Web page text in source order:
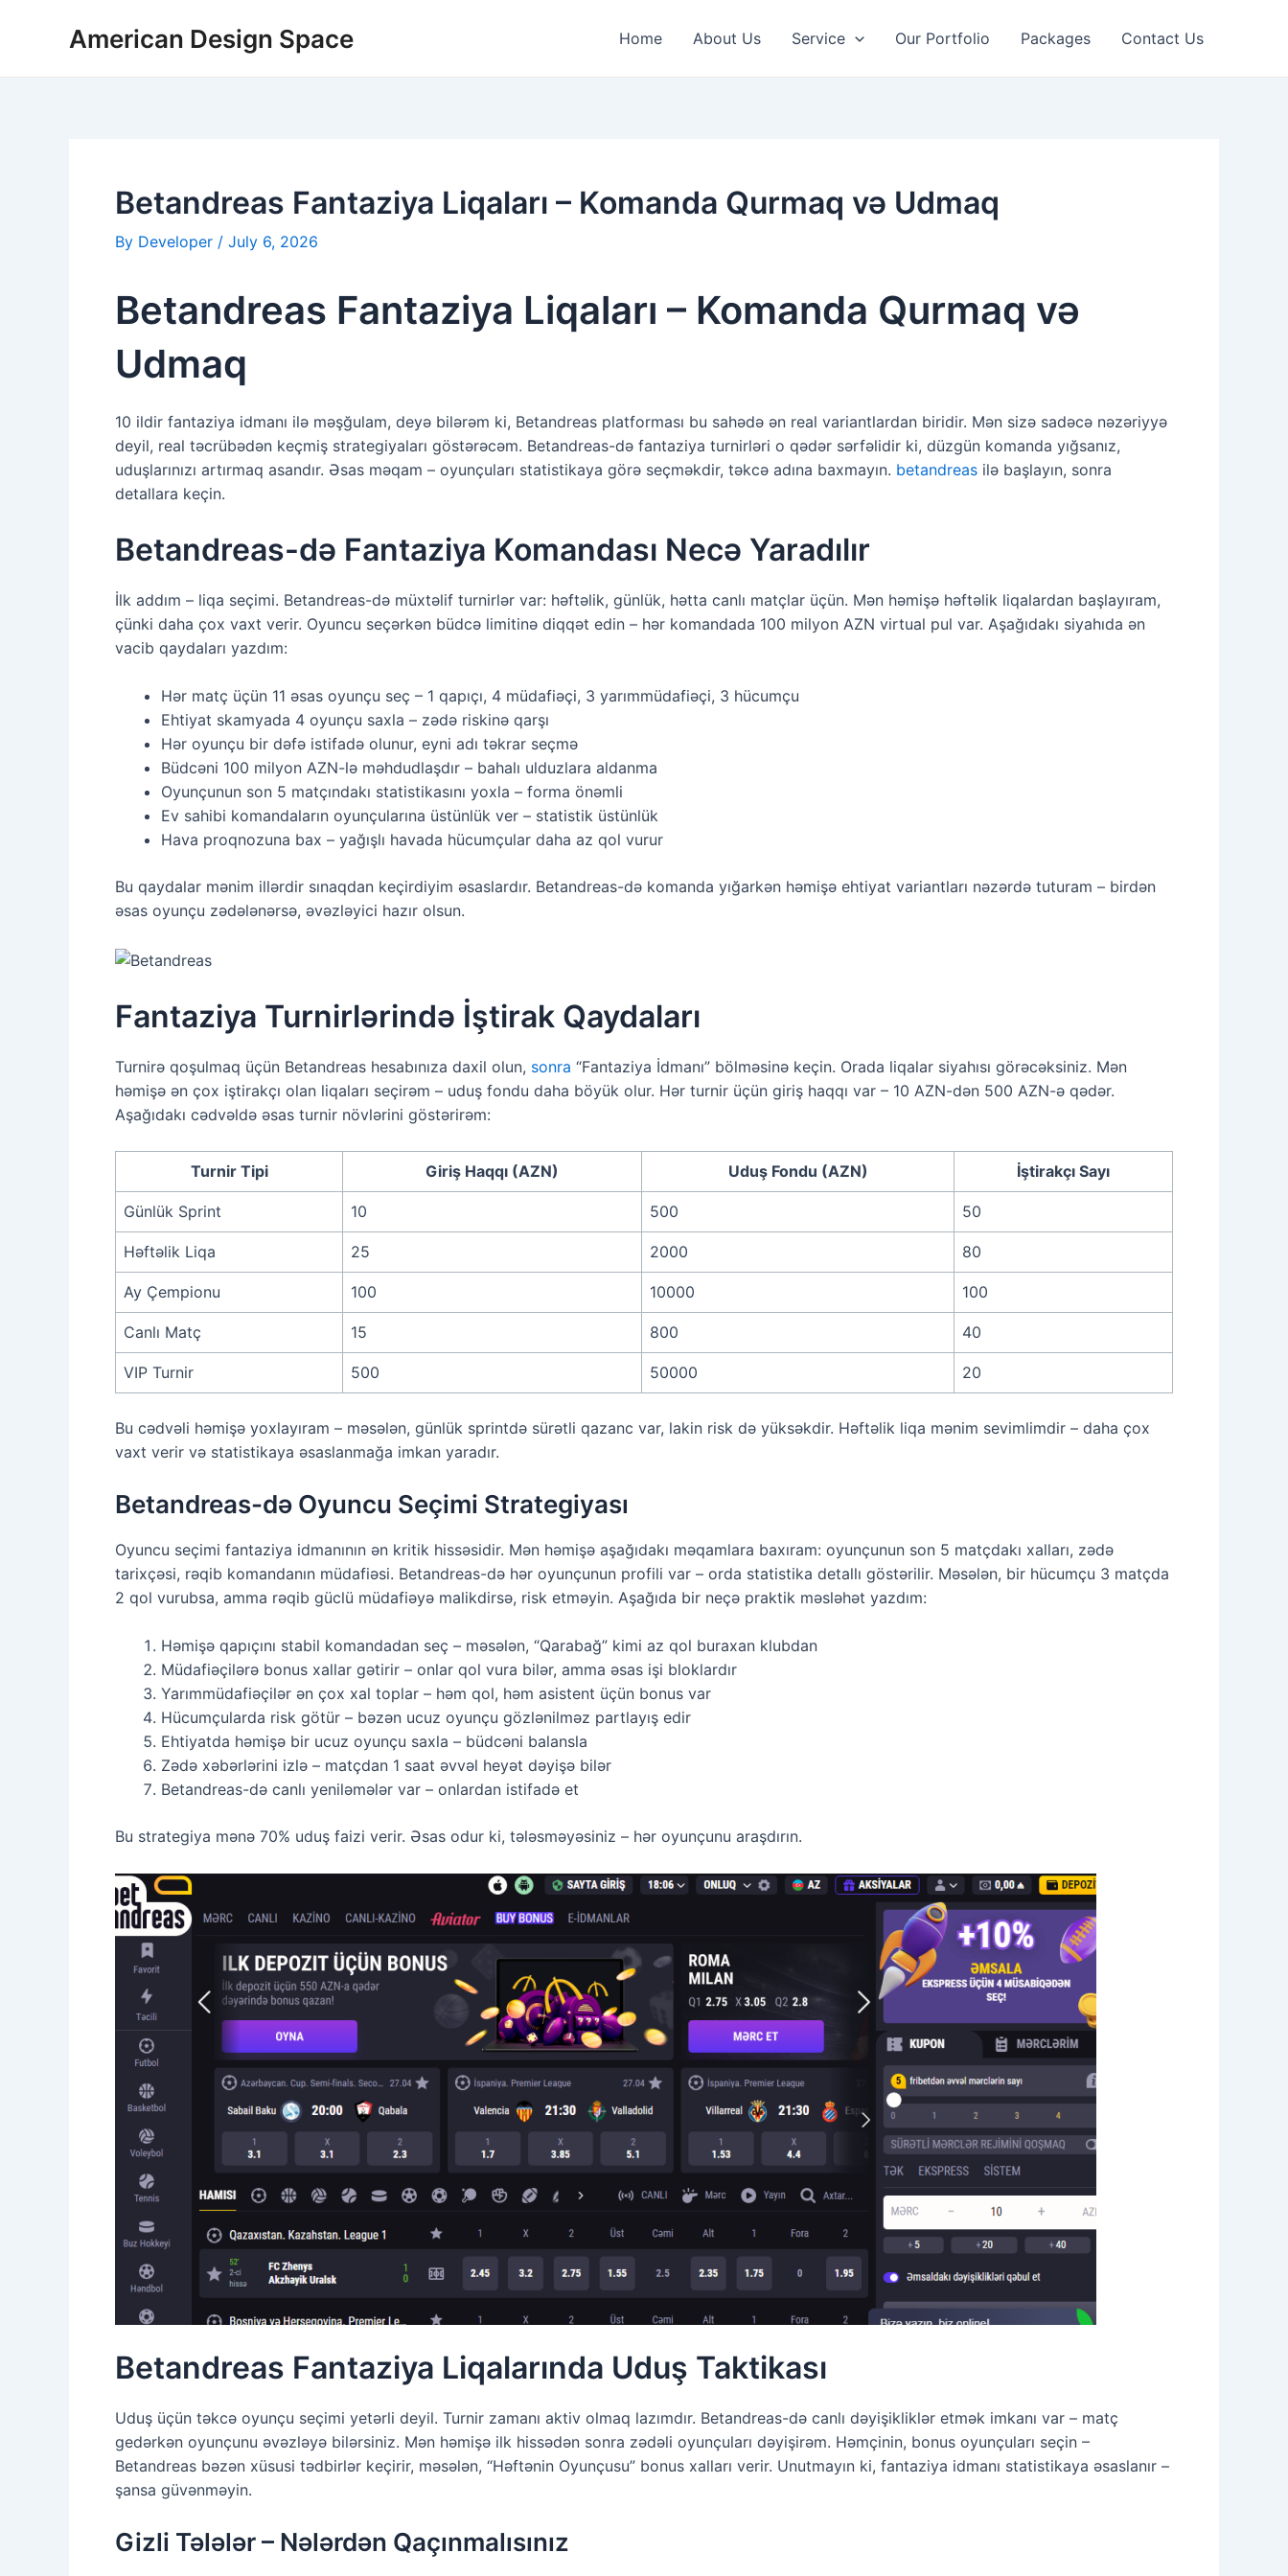
American Design Space Home About Us Service Our Portfolio Packages Contact Us
Betandreas Fantaziya Liqaları – Komanda Qurmaq və Udmaq
By Developer / July 6, 2026
Betandreas Fantaziya Liqaları – Komanda Qurmaq və
Udmaq
10 ildir fantaziya idmanı ilə məşğulam, deyə bilərəm ki, Betandreas platforması bu sahədə ən real variantlardan biridir. Mən sizə sadəcə nəzəriyyə
deyil, real təcrübədən keçmiş strategiyaları göstərəcəm. Betandreas-də fantaziya turnirləri o qədər sərfəlidir ki, düzgün komanda yığsanız,
uduşlarınızı artırmaq asandır. Əsas məqam – oyunçuları statistikaya görə seçməkdir, təkcə adına baxmayın. betandreas ilə başlayın, sonra
detallara keçin.
Betandreas-də Fantaziya Komandası Necə Yaradılır
İlk addım – liqa seçimi. Betandreas-də müxtəlif turnirlər var: həftəlik, günlük, hətta canlı matçlar üçün. Mən həmişə həftəlik liqalardan başlayıram,
çünki daha çox vaxt verir. Oyuncu seçərkən büdcə limitinə diqqət edin – hər komandada 100 milyon AZN virtual pul var. Aşağıdakı siyahıda ən
vacib qaydaları yazdım:
Hər matç üçün 11 əsas oyunçu seç – 1 qapıçı, 4 müdafiəçi, 3 yarımmüdafiəçi, 3 hücumçu
Ehtiyat skamyada 4 oyunçu saxla – zədə riskinə qarşı
Hər oyunçu bir dəfə istifadə olunur, eyni adı təkrar seçmə
Büdcəni 100 milyon AZN-lə məhdudlaşdır – bahalı ulduzlara aldanma
Oyunçunun son 5 matçındakı statistikasını yoxla – forma önəmli
Ev sahibi komandaların oyunçularına üstünlük ver – statistik üstünlük
Hava proqnozuna bax – yağışlı havada hücumçular daha az qol vurur
Bu qaydalar mənim illərdir sınaqdan keçirdiyim əsaslardır. Betandreas-də komanda yığarkən həmişə ehtiyat variantları nəzərdə tuturam – birdən
əsas oyunçu zədələnərsə, əvəzləyici hazır olsun.
Fantaziya Turnirlərində İştirak Qaydaları
Turnirə qoşulmaq üçün Betandreas hesabınıza daxil olun, sonra “Fantaziya İdmanı” bölməsinə keçin. Orada liqalar siyahısı görəcəksiniz. Mən
həmişə ən çox iştirakçı olan liqaları seçirəm – uduş fondu daha böyük olur. Hər turnir üçün giriş haqqı var – 10 AZN-dən 500 AZN-ə qədər.
Aşağıdakı cədvəldə əsas turnir növlərini göstərirəm:
Turnir Tipi Giriş Haqqı (AZN) Uduş Fondu (AZN) İştirakçı Sayı
Günlük Sprint 10 500 50
Həftəlik Liqa 25 2000 80
Ay Çempionu 100 10000 100
Canlı Matç 15 800 40
VIP Turnir 500 50000 20
Bu cədvəli həmişə yoxlayıram – məsələn, günlük sprintdə sürətli qazanc var, lakin risk də yüksəkdir. Həftəlik liqa mənim sevimlimdir – daha çox
vaxt verir və statistikaya əsaslanmağa imkan yaradır.
Betandreas-də Oyuncu Seçimi Strategiyası
Oyuncu seçimi fantaziya idmanının ən kritik hissəsidir. Mən həmişə aşağıdakı məqamlara baxıram: oyunçunun son 5 matçdakı xalları, zədə
tarixçəsi, rəqib komandanın müdafiəsi. Betandreas-də hər oyunçunun profili var – orda statistika detallı göstərilir. Məsələn, bir hücumçu 3 matçda
2 qol vurubsa, amma rəqib güclü müdafiəyə malikdirsə, risk etməyin. Aşağıda bir neçə praktik məsləhət yazdım:
Həmişə qapıçını stabil komandadan seç – məsələn, “Qarabağ” kimi az qol buraxan klubdan
Müdafiəçilərə bonus xallar gətirir – onlar qol vura bilər, amma əsas işi bloklardır
Yarımmüdafiəçilər ən çox xal toplar – həm qol, həm asistent üçün bonus var
Hücumçularda risk götür – bəzən ucuz oyunçu gözlənilməz partlayış edir
Ehtiyatda həmişə bir ucuz oyunçu saxla – büdcəni balansla
Zədə xəbərlərini izlə – matçdan 1 saat əvvəl heyət dəyişə bilər
Betandreas-də canlı yeniləmələr var – onlardan istifadə et
Bu strategiya mənə 70% uduş faizi verir. Əsas odur ki, tələsməyəsiniz – hər oyunçunu araşdırın.
Betandreas Fantaziya Liqalarında Uduş Taktikası
Uduş üçün təkcə oyunçu seçimi yetərli deyil. Turnir zamanı aktiv olmaq lazımdır. Betandreas-də canlı dəyişikliklər etmək imkanı var – matç
gedərkən oyunçunu əvəzləyə bilərsiniz. Mən həmişə ilk hissədən sonra zədəli oyunçuları dəyişirəm. Həmçinin, bonus oyunçuları seçin –
Betandreas bəzən xüsusi tədbirlər keçirir, məsələn, “Həftənin Oyunçusu” bonus xalları verir. Unutmayın ki, fantaziya idmanı statistikaya əsaslanır –
şansa güvənməyin.
Gizli Tələlər – Nələrdən Qaçınmalısınız
navigation